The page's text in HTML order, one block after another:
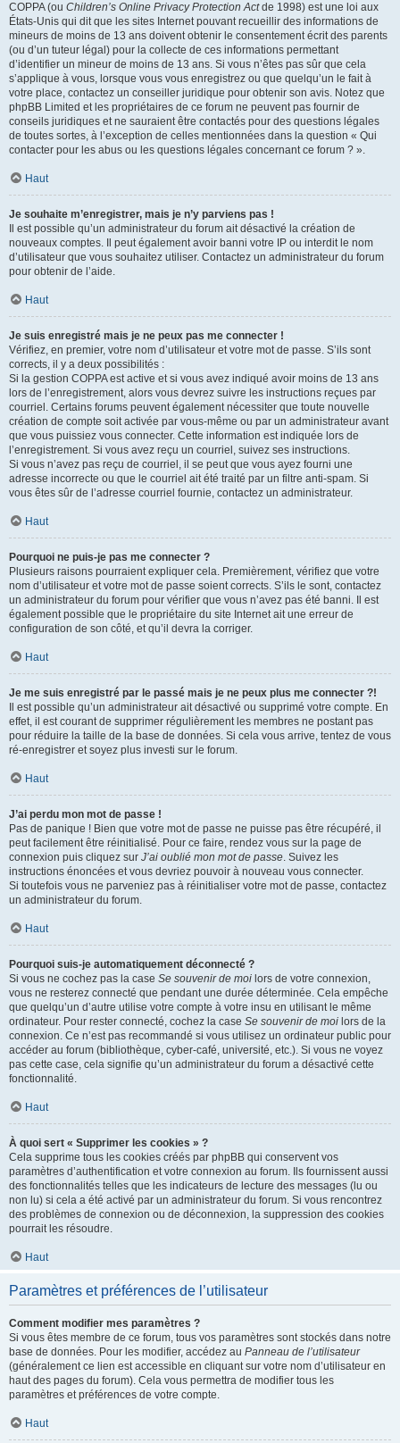
COPPA (ou Children’s Online Privacy Protection Actde 1998) est une loi aux
États-Unis qui dit que les sites Internet pouvant recueillir des informations de
mineurs de moins de 13 ans doivent obtenir le consentement écrit des parents
(ou d’un tuteur légal) pour la collecte de ces informations permettant
d’identifier un mineur de moins de 13 ans. Si vous n’êtes pas sûr que cela
s’applique à vous, lorsque vous vous enregistrez ou que quelqu’un le fait à
votre place, contactez un conseiller juridique pour obtenir son avis. Notez que
phpBB Limited et les propriétaires de ce forum ne peuvent pas fournir de
conseils juridiques et ne sauraient être contactés pour des questions légales
de toutes sortes, à l’exception de celles mentionnées dans la question « Qui
contacter pour les abus ou les questions légales concernant ce forum ? ».
Haut
Je souhaite m’enregistrer, mais je n’y parviens pas !
Il est possible qu’un administrateur du forum ait désactivé la création de
nouveaux comptes. Il peut également avoir banni votre IP ou interdit le nom
d’utilisateur que vous souhaitez utiliser. Contactez un administrateur du forum
pour obtenir de l’aide.
Haut
Je suis enregistré mais je ne peux pas me connecter !
Vérifiez, en premier, votre nom d’utilisateur et votre mot de passe. S’ils sont
corrects, il y a deux possibilités :
Si la gestion COPPA est active et si vous avez indiqué avoir moins de 13 ans
lors de l’enregistrement, alors vous devrez suivre les instructions reçues par
courriel. Certains forums peuvent également nécessiter que toute nouvelle
création de compte soit activée par vous-même ou par un administrateur avant
que vous puissiez vous connecter. Cette information est indiquée lors de
l’enregistrement. Si vous avez reçu un courriel, suivez ses instructions.
Si vous n’avez pas reçu de courriel, il se peut que vous ayez fourni une
adresse incorrecte ou que le courriel ait été traité par un filtre anti-spam. Si
vous êtes sûr de l’adresse courriel fournie, contactez un administrateur.
Haut
Pourquoi ne puis-je pas me connecter ?
Plusieurs raisons pourraient expliquer cela. Premièrement, vérifiez que votre
nom d’utilisateur et votre mot de passe soient corrects. S’ils le sont, contactez
un administrateur du forum pour vérifier que vous n’avez pas été banni. Il est
également possible que le propriétaire du site Internet ait une erreur de
configuration de son côté, et qu’il devra la corriger.
Haut
Je me suis enregistré par le passé mais je ne peux plus me connecter ?!
Il est possible qu’un administrateur ait désactivé ou supprimé votre compte. En
effet, il est courant de supprimer régulièrement les membres ne postant pas
pour réduire la taille de la base de données. Si cela vous arrive, tentez de vous
ré-enregistrer et soyez plus investi sur le forum.
Haut
J’ai perdu mon mot de passe !
Pas de panique ! Bien que votre mot de passe ne puisse pas être récupéré, il
peut facilement être réinitialisé. Pour ce faire, rendez vous sur la page de
connexion puis cliquez sur J’ai oublié mon mot de passe. Suivez les
instructions énoncées et vous devriez pouvoir à nouveau vous connecter.
Si toutefois vous ne parveniez pas à réinitialiser votre mot de passe, contactez
un administrateur du forum.
Haut
Pourquoi suis-je automatiquement déconnecté ?
Si vous ne cochez pas la case Se souvenir de moi lors de votre connexion,
vous ne resterez connecté que pendant une durée déterminée. Cela empêche
que quelqu’un d’autre utilise votre compte à votre insu en utilisant le même
ordinateur. Pour rester connecté, cochez la case Se souvenir de moi lors de la
connexion. Ce n’est pas recommandé si vous utilisez un ordinateur public pour
accéder au forum (bibliothèque, cyber-café, université, etc.). Si vous ne voyez
pas cette case, cela signifie qu’un administrateur du forum a désactivé cette
fonctionnalité.
Haut
À quoi sert « Supprimer les cookies » ?
Cela supprime tous les cookies créés par phpBB qui conservent vos
paramètres d’authentification et votre connexion au forum. Ils fournissent aussi
des fonctionnalités telles que les indicateurs de lecture des messages (lu ou
non lu) si cela a été activé par un administrateur du forum. Si vous rencontrez
des problèmes de connexion ou de déconnexion, la suppression des cookies
pourrait les résoudre.
Haut
Paramètres et préférences de l’utilisateur
Comment modifier mes paramètres ?
Si vous êtes membre de ce forum, tous vos paramètres sont stockés dans notre
base de données. Pour les modifier, accédez au Panneau de l’utilisateur
(généralement ce lien est accessible en cliquant sur votre nom d’utilisateur en
haut des pages du forum). Cela vous permettra de modifier tous les
paramètres et préférences de votre compte.
Haut